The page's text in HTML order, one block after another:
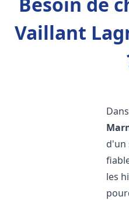
Vaillant
d'un
les